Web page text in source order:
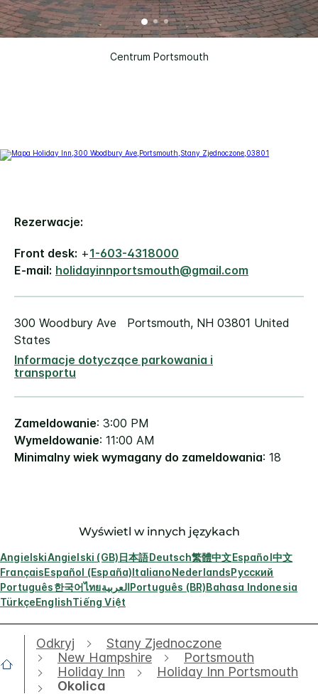
Centrum Portsmouth
Rezerwacje:
Front desk: +1-603-4318000
E-mail: holidayinnportsmouth@gmail.com
300 Woodbury Ave Portsmouth, NH 03801 United
States
Informacje dotyczące parkowania i
transportu
Zameldowanie: 3:00 PM
Wymeldowanie: 11:00 AM
Minimalny wiek wymagany do zameldowania: 18
Wyświetl w innych językach
AngielskiAngielski (GB)日本語Deutsch繁體中文Español中文
FrançaisEspañol (España)ItalianoNederlandsРусский
Português한국어ไทยالعربيةPortuguês (BR)Bahasa Indonesia
TürkçeEnglishTiếng Việt
Odkryj
Stany Zjednoczone
New Hampshire
Portsmouth
Holiday Inn
Holiday Inn Portsmouth
Okolica